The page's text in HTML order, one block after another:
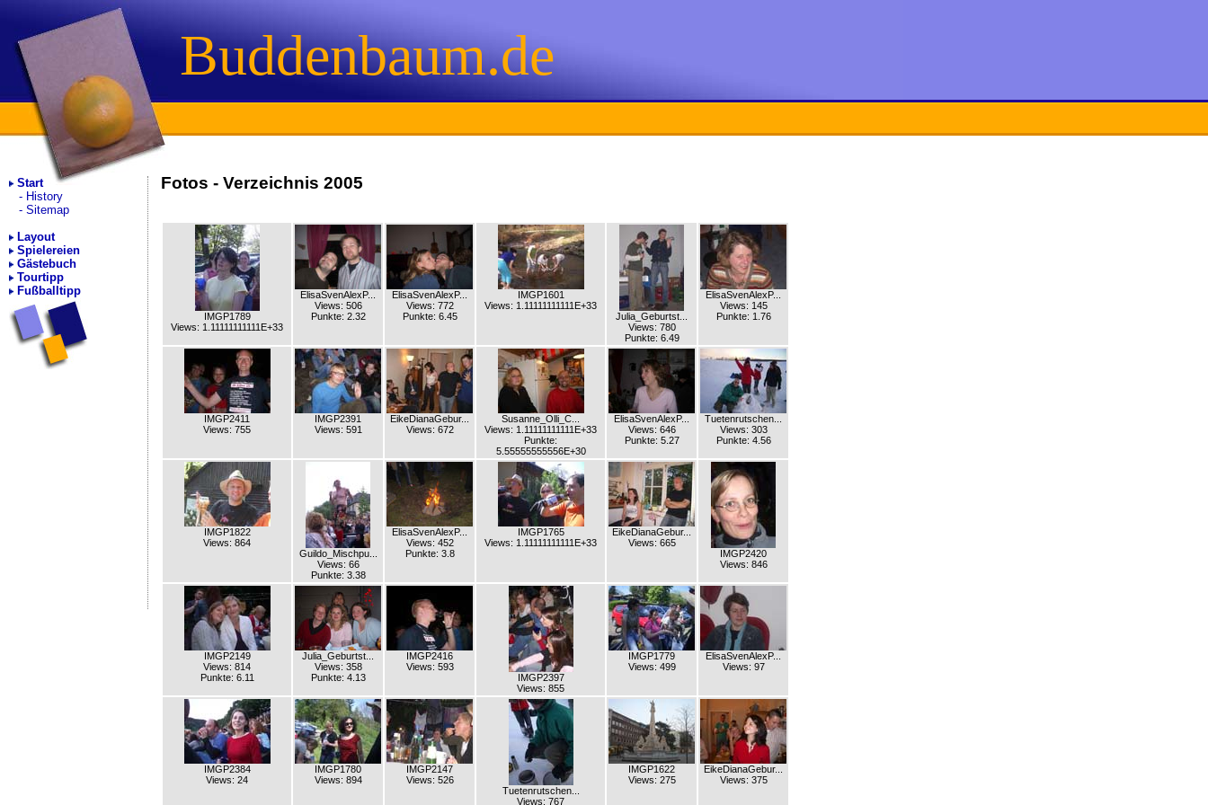
Buddenbaum.de
Start
History
Sitemap
Layout
Spielereien
Gästebuch
Tourtipp
Fußballtipp
Fotos - Verzeichnis 2005
IMGP1789
Views: 1.11111111111E+33
ElisaSvenAlexP...
Views: 506
Punkte: 2.32
ElisaSvenAlexP...
Views: 772
Punkte: 6.45
IMGP1601
Views: 1.11111111111E+33
Julia_Geburtst...
Views: 780
Punkte: 6.49
ElisaSvenAlexP...
Views: 145
Punkte: 1.76
IMGP2411
Views: 755
IMGP2391
Views: 591
EikeDianaGebur...
Views: 672
Susanne_Olli_C...
Views: 1.11111111111E+33
Punkte:
5.55555555556E+30
ElisaSvenAlexP...
Views: 646
Punkte: 5.27
Tuetenrutschen...
Views: 303
Punkte: 4.56
IMGP1822
Views: 864
Guildo_Mischpu...
Views: 66
Punkte: 3.38
ElisaSvenAlexP...
Views: 452
Punkte: 3.8
IMGP1765
Views: 1.11111111111E+33
EikeDianaGebur...
Views: 665
IMGP2420
Views: 846
IMGP2149
Views: 814
Punkte: 6.11
Julia_Geburtst...
Views: 358
Punkte: 4.13
IMGP2416
Views: 593
IMGP2397
Views: 855
IMGP1779
Views: 499
ElisaSvenAlexP...
Views: 97
IMGP2384
Views: 24
IMGP1780
Views: 894
IMGP2147
Views: 526
Tuetenrutschen...
Views: 767
IMGP1622
Views: 275
EikeDianaGebur...
Views: 375